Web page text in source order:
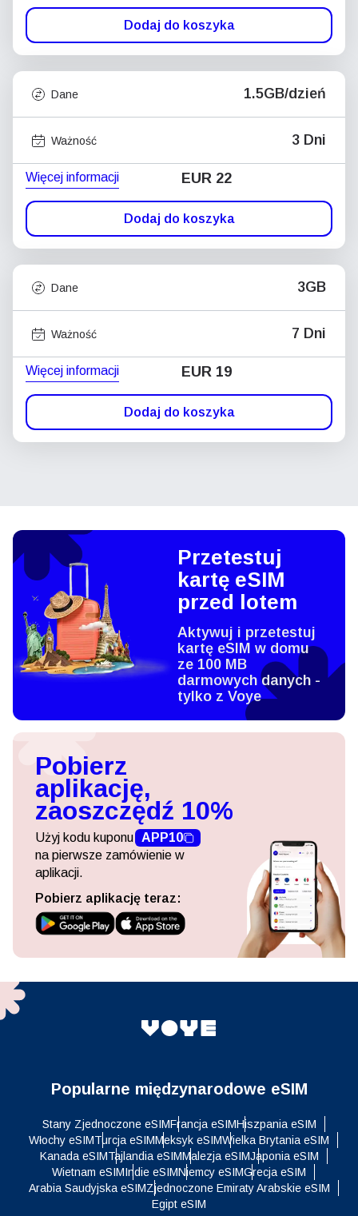
Dodaj do koszyka
Dane 1.5GB/dzień
Ważność 3 Dni
Więcej informacji EUR 22
Dodaj do koszyka
Dane 3GB
Ważność 7 Dni
Więcej informacji EUR 19
Dodaj do koszyka
Przetestuj
kartę eSIM
przed lotem
Aktywuj i przetestuj
kartę eSIM w domu
ze 100 MB
darmowych danych -
tylko z Voye
Pobierz
aplikację,
zaoszczędź 10%
Użyj kodu kuponu APP10
na pierwsze zamówienie w
aplikacji.
Pobierz aplikację teraz:
Popularne międzynarodowe eSIM
Stany Zjednoczone eSIMFrancja eSIMHiszpania eSIM
Włochy eSIMTurcja eSIMMeksyk eSIMWielka Brytania eSIM
Kanada eSIMTajlandia eSIMMalezja eSIMJaponia eSIM
Wietnam eSIMIndie eSIMNiemcy eSIMGrecja eSIM
Arabia Saudyjska eSIMZjednoczone Emiraty Arabskie eSIM
Egipt eSIM